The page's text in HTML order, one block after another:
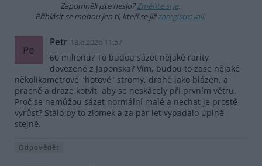
Zapomněli jste heslo?Změňte si je.
Přihlásit se mohou jen ti, kteří se jižzaregistrovali.
Pe
Petr 13.6.2026 11:57
60 milionů? To budou sázet nějaké rarity
dovezené z Japonska? Vím, budou to zase nějaké
několikametrové "hotové" stromy, drahé jako blázen, a
pracně a draze kotvit, aby se neskácely při prvním větru.
Proč se nemůžou sázet normální malé a nechat je prostě
vyrůst? Stálo by to zlomek a za pár let vypadalo úplně
stejně.
Odpovědět